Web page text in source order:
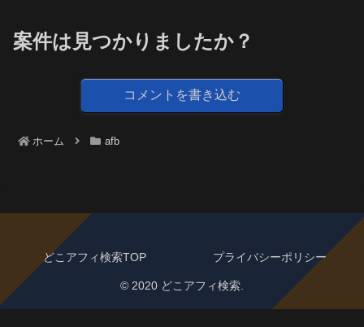
案件は見つかりましたか？
コメントを書き込む
ホーム afb
どこアフィ検索TOP プライバシーポリシー
© 2020 どこアフィ検索.